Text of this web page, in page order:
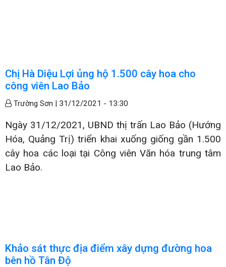
Chị Hà Diệu Lợi ủng hộ 1.500 cây hoa cho
công viên Lao Bảo
Trường Sơn | 31/12/2021 - 13:30
Ngày 31/12/2021, UBND thị trấn Lao Bảo (Hướng
Hóa, Quảng Trị) triển khai xuống giống gần 1.500
cây hoa các loại tại Công viên Văn hóa trung tâm
Lao Bảo.
Khảo sát thực địa điểm xây dựng đường hoa
bên hồ Tân Độ